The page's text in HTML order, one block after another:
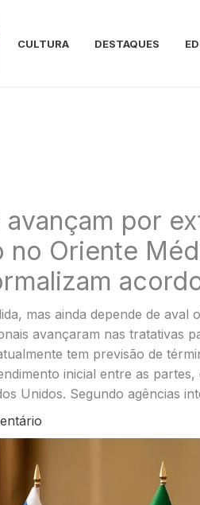
CULTURA DESTAQUES
por
Oriente
mas ainda depende de aval
avançaram nas tratativas
tem previsão de
inicial entre as
Unidos. Segundo agências